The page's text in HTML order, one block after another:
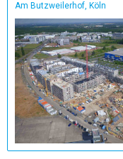
Am Butzweilerhof, Köln